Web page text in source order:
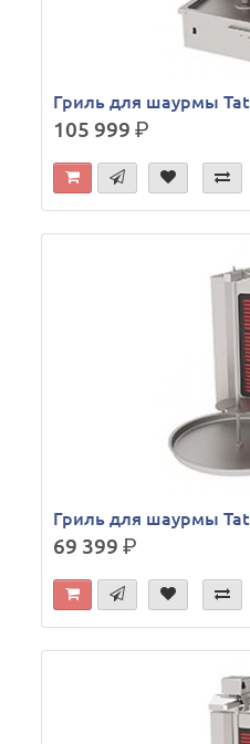
Гриль для шаурмы
105 999р.
Гриль для шаурмы
69 399р.